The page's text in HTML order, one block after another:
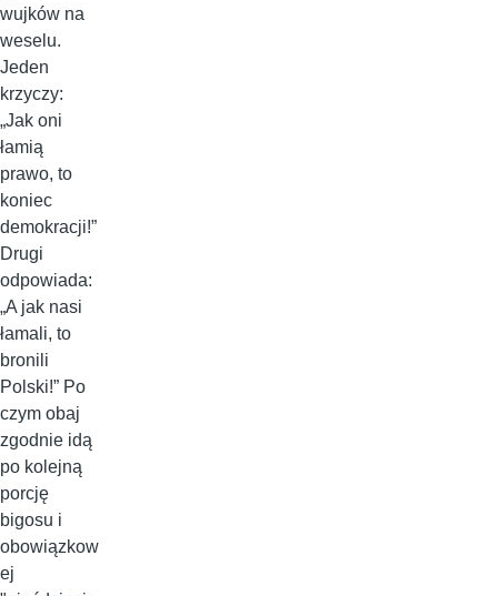
wujków na
weselu.
Jeden
krzyczy:
„Jak oni
łamią
prawo, to
koniec
demokracji!”
Drugi
odpowiada:
„A jak nasi
łamali, to
bronili
Polski!” Po
czym obaj
zgodnie idą
po kolejną
porcję
bigosu i
obowiązkow
ej